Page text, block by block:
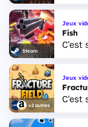
Steam
Jeux
Fish
C'est
+2 autres
Jeux
C'est